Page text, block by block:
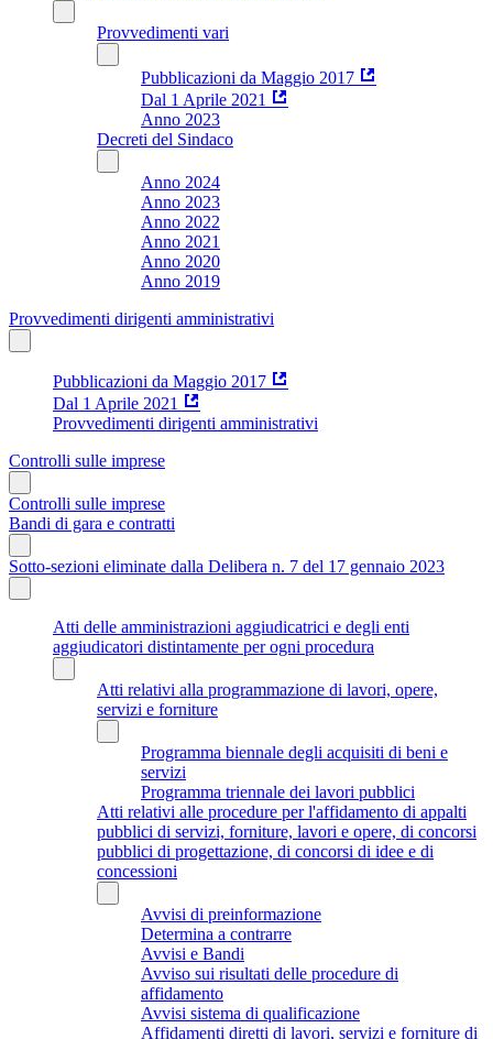
Provvedimenti vari
Pubblicazioni da Maggio 2017
Dal 1 Aprile 2021
Anno 2023
Decreti del Sindaco
Anno 2024
Anno 2023
Anno 2022
Anno 2021
Anno 2020
Anno 2019
Provvedimenti dirigenti amministrativi
Pubblicazioni da Maggio 2017
Dal 1 Aprile 2021
Provvedimenti dirigenti amministrativi
Controlli sulle imprese
Controlli sulle imprese
Bandi di gara e contratti
Sotto-sezioni eliminate dalla Delibera n. 7 del 17 gennaio 2023
Atti delle amministrazioni aggiudicatrici e degli enti
aggiudicatori distintamente per ogni procedura
Atti relativi alla programmazione di lavori, opere,
servizi e forniture
Programma biennale degli acquisiti di beni e
servizi
Programma triennale dei lavori pubblici
Atti relativi alle procedure per l'affidamento di appalti
pubblici di servizi, forniture, lavori e opere, di concorsi
pubblici di progettazione, di concorsi di idee e di
concessioni
Avvisi di preinformazione
Determina a contrarre
Avvisi e Bandi
Avviso sui risultati delle procedure di
affidamento
Avvisi sistema di qualificazione
Affidamenti diretti di lavori, servizi e forniture di